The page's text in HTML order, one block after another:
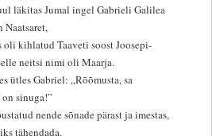
läkitas Jumal ingel Gabrieli Galilea
oli kihlatud Taaveti soost Joosepi-
neitsi nimi oli Maarja.
ütles Gabriel: „Rõõmusta, sa
sinuga!”
nende sõnade pärast ja imestas,
tähendada.